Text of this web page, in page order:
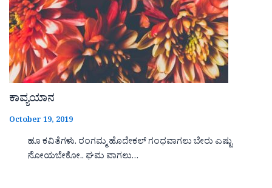
ಕಾವ್ಯಯಾನ
October 19, 2019
ಹೂ ಕವಿತೆಗಳು. ರಂಗಮ್ಮ ಹೊದೇಕಲ್ ಗಂಧವಾಗಲು ಬೇರು ಎಷ್ಟು
ನೋಯಬೇಕೋ.. ಘಮ ವಾಗಲು…